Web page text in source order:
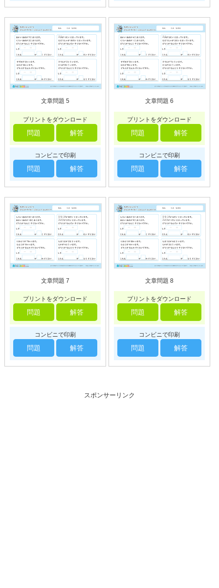
文章問題 5
プリントをダウンロード
問題 解答
コンビニで印刷
問題 解答
文章問題 6
プリントをダウンロード
問題 解答
コンビニで印刷
問題 解答
文章問題 7
プリントをダウンロード
問題 解答
コンビニで印刷
問題 解答
文章問題 8
プリントをダウンロード
問題 解答
コンビニで印刷
問題 解答
スポンサーリンク